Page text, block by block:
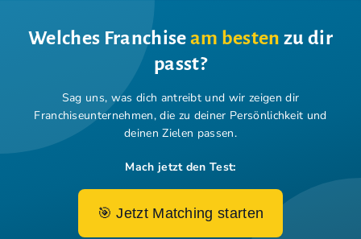
Welches Franchiseam besten zu dir
passt?
Sag uns, was dich antreibt und wir zeigen dir
Franchiseunternehmen, die zu deiner Persönlichkeit und
deinen Zielen passen.
Mach jetzt den Test:
🎯 Jetzt Matching starten